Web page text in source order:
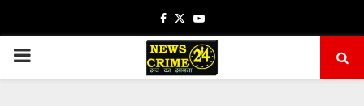
Facebook
TwitterYoutube
PRIMARY